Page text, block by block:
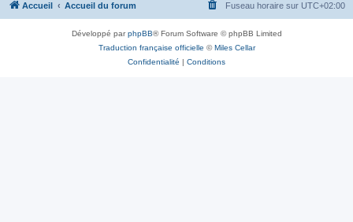
Accueil Accueil du forum Fuseau horaire sur UTC+02:00
Développé parphpBB® Forum Software © phpBB Limited
Traduction française officielle ©Miles Cellar
Confidentialité | Conditions